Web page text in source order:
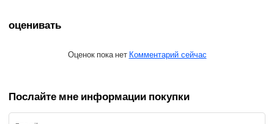
оценивать
Оценок пока нет Комментарий сейчас
Послайте мне информации покупки